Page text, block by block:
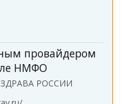
провайдером
НМФО
РОССИИ